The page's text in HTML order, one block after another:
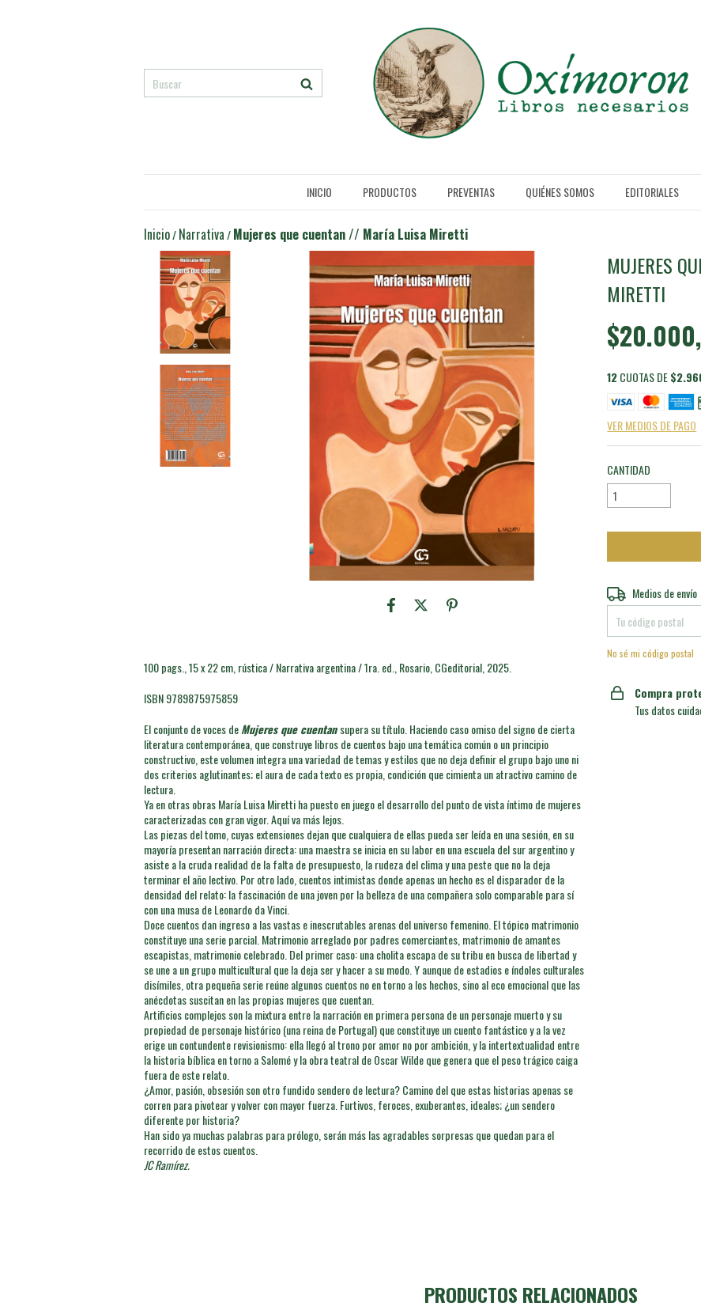
INICIO PRODUCTOS PREVENTAS QUIÉNES SOMOS EDITORIALES
Inicio/Narrativa/Mujeres que cuentan // María Luisa Miretti
100 pags., 15 x 22 cm, rústica / Narrativa argentina / 1ra. ed., Rosario, CGeditorial, 2025.
ISBN 9789875975859
El conjunto de voces deMujeres que cuentansupera su título. Haciendo caso omiso del signo de cierta
literatura contemporánea, que construye libros de cuentos bajo una temática común o un principio
constructivo, este volumen integra una variedad de temas y estilos que no deja definir el grupo bajo uno ni
dos criterios aglutinantes; el aura de cada texto es propia, condición que cimienta un atractivo camino de
lectura.
Ya en otras obras María Luisa Miretti ha puesto en juego el desarrollo del punto de vista íntimo de mujeres
caracterizadas con gran vigor. Aquí va más lejos.
Las piezas del tomo, cuyas extensiones dejan que cualquiera de ellas pueda ser leída en una sesión, en su
mayoría presentan narración directa: una maestra se inicia en su labor en una escuela del sur argentino y
asiste a la cruda realidad de la falta de presupuesto, la rudeza del clima y una peste que no la deja
terminar el año lectivo. Por otro lado, cuentos intimistas donde apenas un hecho es el disparador de la
densidad del relato: la fascinación de una joven por la belleza de una compañera solo comparable para sí
con una musa de Leonardo da Vinci.
Doce cuentos dan ingreso a las vastas e inescrutables arenas del universo femenino. El tópico matrimonio
constituye una serie parcial. Matrimonio arreglado por padres comerciantes, matrimonio de amantes
escapistas, matrimonio celebrado. Del primer caso: una cholita escapa de su tribu en busca de libertad y
se une a un grupo multicultural que la deja ser y hacer a su modo. Y aunque de estadios e índoles culturales
disímiles, otra pequeña serie reúne algunos cuentos no en torno a los hechos, sino al eco emocional que las
anécdotas suscitan en las propias mujeres que cuentan.
Artificios complejos son la mixtura entre la narración en primera persona de un personaje muerto y su
propiedad de personaje histórico (una reina de Portugal) que constituye un cuento fantástico y a la vez
erige un contundente revisionismo: ella llegó al trono por amor no por ambición, y la intertextualidad entre
la historia bíblica en torno a Salomé y la obra teatral de Oscar Wilde que genera que el peso trágico caiga
fuera de este relato.
¿Amor, pasión, obsesión son otro fundido sendero de lectura? Camino del que estas historias apenas se
corren para pivotear y volver con mayor fuerza. Furtivos, feroces, exuberantes, ideales; ¿un sendero
diferente por historia?
Han sido ya muchas palabras para prólogo, serán más las agradables sorpresas que quedan para el
recorrido de estos cuentos.
JC Ramírez.
MUJERES
MIRETTI
12CUOTAS DE
VER MEDIOS DE PAGO
CANTIDAD
Entregas para el CP:
Medios de envío
No sé mi código postal
Compra
Tus datos
PRODUCTOS RELACIONADOS